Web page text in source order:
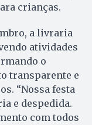
crianças.
a livraria
atividades
o
transparente e
“Nossa festa
e despedida.
com todos